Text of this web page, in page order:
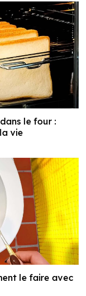
le four :
vie
le faire avec